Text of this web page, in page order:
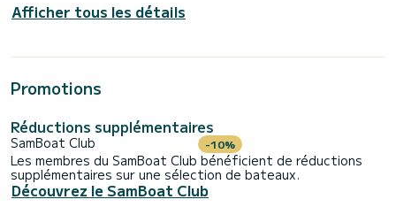
Afficher tous les détails
Promotions
Réductions supplémentaires
SamBoat Club -10%
Les membres du SamBoat Club bénéficient de réductions
supplémentaires sur une sélection de bateaux.
Découvrez le SamBoat Club